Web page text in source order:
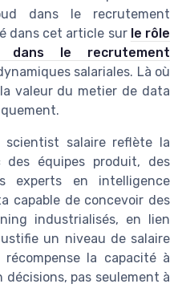
dans le recrutement
dans cet article sur le rôle
dans le recrutement
salariales. Là où
valeur du metier de data
scientist salaire reflète la
équipes produit, des
experts en intelligence
capable de concevoir des
industrialisés, en lien
un niveau de salaire
la capacité à
pas seulement à